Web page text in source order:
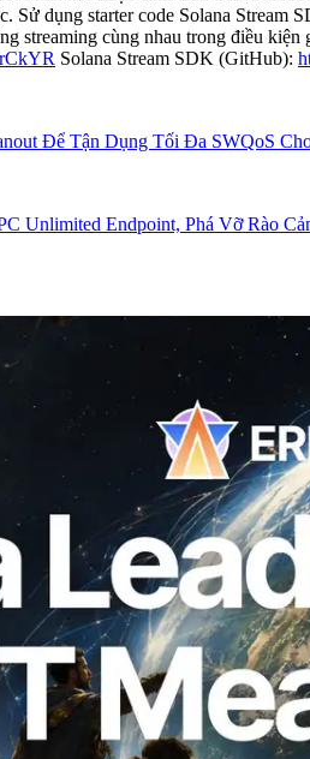
Sử dụng starter code Solana
streaming cùng nhau trong điều
Solana Stream SDK (GitHub):
Để Tận Dụng Tối Đa SWQoS
Unlimited Endpoint, Phá Vỡ Rào